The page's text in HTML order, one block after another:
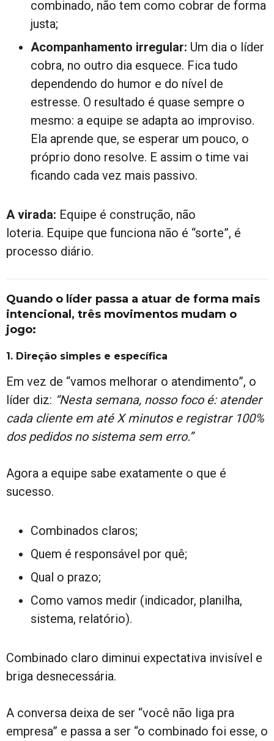
combinado, não tem como cobrar de forma
justa;
Acompanhamento irregular: Um dia o líder
cobra, no outro dia esquece. Fica tudo
dependendo do humor e do nível de
estresse. O resultado é quase sempre o
mesmo: a equipe se adapta ao improviso.
Ela aprende que, se esperar um pouco, o
próprio dono resolve. E assim o time vai
ficando cada vez mais passivo.
A virada: Equipe é construção, não
loteria. Equipe que funciona não é “sorte”, é
processo diário.
Quando o líder passa a atuar de forma mais
intencional, três movimentos mudam o
jogo:
1. Direção simples e específica
Em vez de “vamos melhorar o atendimento”, o
líder diz: “Nesta semana, nosso foco é: atender
cada cliente em até X minutos e registrar 100%
dos pedidos no sistema sem erro.”
Agora a equipe sabe exatamente o que é
sucesso.
Combinados claros;
Quem é responsável por quê;
Qual o prazo;
Como vamos medir (indicador, planilha,
sistema, relatório).
Combinado claro diminui expectativa invisível e
briga desnecessária.
A conversa deixa de ser “você não liga pra
empresa” e passa a ser “o combinado foi esse, o